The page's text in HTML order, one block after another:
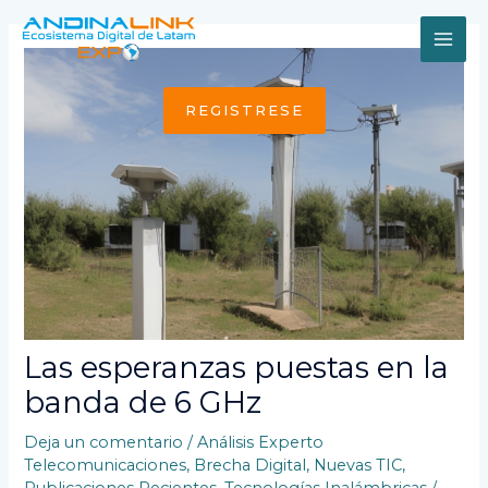
contenido
REGISTRESE
Las esperanzas puestas en la
banda de 6 GHz
Deja un comentario /Análisis Experto
Telecomunicaciones, Brecha Digital , Nuevas TIC,